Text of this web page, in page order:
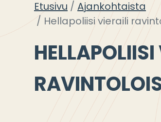
Etusivu
Ajankohtaista
Hellapoliisi vieraili